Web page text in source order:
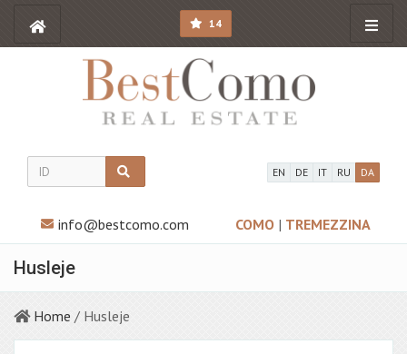
14
EN DE IT RU DA
info@bestcomo.com COMO | TREMEZZINA
Husleje
Home / Husleje